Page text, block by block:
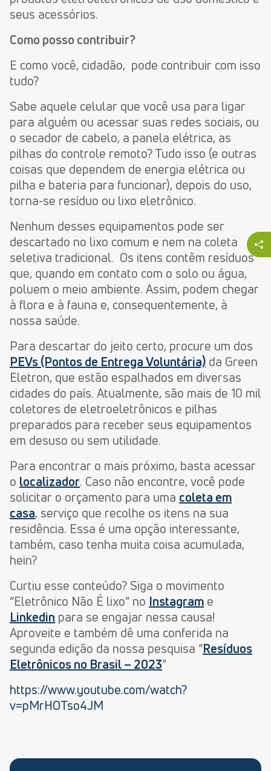
seus acessórios.
Como posso contribuir?
E como você, cidadão, pode contribuir com isso
tudo?
Sabe aquele celular que você usa para ligar
para alguém ou acessar suas redes sociais, ou
o secador de cabelo, a panela elétrica, as
pilhas do controle remoto? Tudo isso (e outras
coisas que dependem de energia elétrica ou
pilha e bateria para funcionar), depois do uso,
torna-se resíduo ou lixo eletrônico.
Nenhum desses equipamentos pode ser
descartado no lixo comum e nem na coleta
seletiva tradicional. Os itens contêm resíduos
que, quando em contato com o solo ou água,
poluem o meio ambiente. Assim, podem chegar
à flora e à fauna e, consequentemente, à
nossa saúde.
Para descartar do jeito certo, procure um dos
PEVs (Pontos de Entrega Voluntária) da Green
Eletron, que estão espalhados em diversas
cidades do país. Atualmente, são mais de 10 mil
coletores de eletroeletrônicos e pilhas
preparados para receber seus equipamentos
em desuso ou sem utilidade.
Para encontrar o mais próximo, basta acessar
o localizador. Caso não encontre, você pode
solicitar o orçamento para uma coleta em
casa, serviço que recolhe os itens na sua
residência. Essa é uma opção interessante,
também, caso tenha muita coisa acumulada,
hein?
Curtiu esse conteúdo? Siga o movimento
“Eletrônico Não É lixo” no Instagram e
Linkedin para se engajar nessa causa!
Aproveite e também dê uma conferida na
segunda edição da nossa pesquisa “Resíduos
Eletrônicos no Brasil – 2023”
https://www.youtube.com/watch?
v=pMrHOTso4JM